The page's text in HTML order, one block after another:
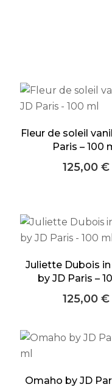
Fleur de soleil
Paris – 100
125,00 €
Juliette Dubois in
by JD Paris –
125,00 €
Omaho by JD